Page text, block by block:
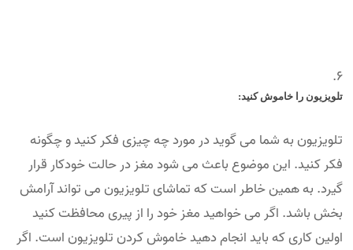
تلویزیون را خاموش کنید:
تلویزیون به شما می گوید در مورد چه چیزی فکر کنید و چگونه
فکر کنید. این موضوع باعث می شود مغز در حالت خودکار قرار
گیرد. به همین خاطر است که تماشای تلویزیون می تواند آرامش
بخش باشد. اگر می خواهید مغز خود را از پیری محافظت کنید
اولین کاری که باید انجام دهید خاموش کردن تلویزیون است. اگر